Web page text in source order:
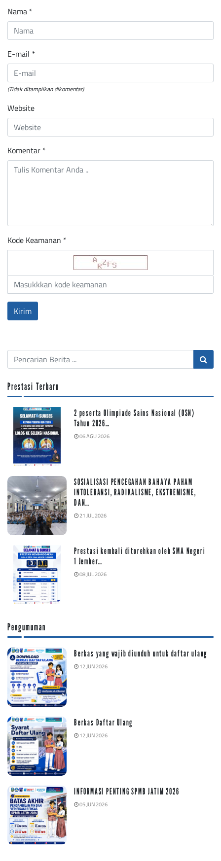
Nama *
E-mail *
(Tidak ditampilkan dikomentar)
Website
Komentar *
Kode Keamanan *
Prestasi Terbaru
2 peserta Olimpiade Sains Nasional (OSN)
Tahun 2026…
06 AGU 2026
SOSIALISASI PENCEGAHAN BAHAYA PAHAM
INTOLERANSI, RADIKALISME, EKSTREMISME,
DAN…
21 JUL 2026
Prestasi kembali ditorehkan oleh SMA Negeri
1 Jember…
08 JUL 2026
Pengumuman
Berkas yang wajib diunduh untuk daftar ulang
12 JUN 2026
Berkas Daftar Ulang
12 JUN 2026
INFORMASI PENTING SPMB JATIM 2026
05 JUN 2026